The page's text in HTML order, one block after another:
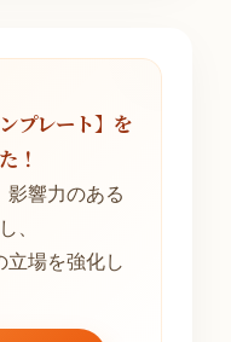
プレート】を
！
影響力のある
、
立場を強化し